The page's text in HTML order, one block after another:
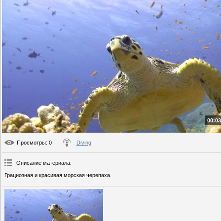
Просмотры: 0 Diving
Описание материала:
Грациозная и красивая морская черепаха.